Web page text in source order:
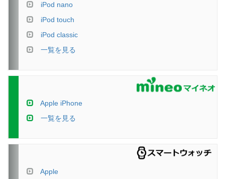
iPod nano
iPod touch
iPod classic
一覧を見る
Apple iPhone
一覧を見る
Apple